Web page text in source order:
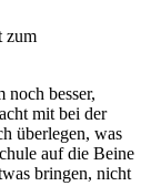
zum
besser,
mit bei der
überlegen, was
auf die Beine
bringen, nicht